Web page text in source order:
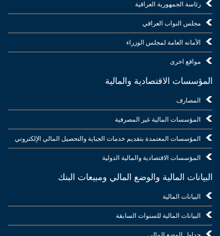
رئاسة الجمهورية العراقية
مجلس النواب العراقي
الأمانه العامة لمجلس الوزراء
مواقع اخرى
المؤسسات الاقتصادية والمالية
المصارف
المؤسسات المالية غير المصرفية
المؤسسات المعتمدة بتقديم خدمات الجباية والتحصيل المالي الإلكتروني
المؤسسات الاقتصادية والمالية الدولية
البيانات المالية والوضع المالي ومبيعات البنك
البيانات المالية
البيانات المالية للسنوات السابقة